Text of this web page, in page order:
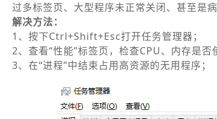
过多标签页、大型程序未正常关闭、甚至是
解决方法：
1、按下Ctrl+Shift+Esc打开任务管理器；
2、查看“性能”标签页，检查CPU、内存是否
3、在“进程”中结束占用高资源的无用程序；